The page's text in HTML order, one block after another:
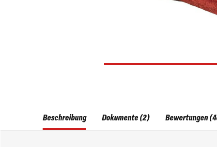
Beschreibung Dokumente (2) Bewertungen